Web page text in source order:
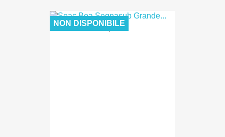
14,90 €
NON DISPONIBILE